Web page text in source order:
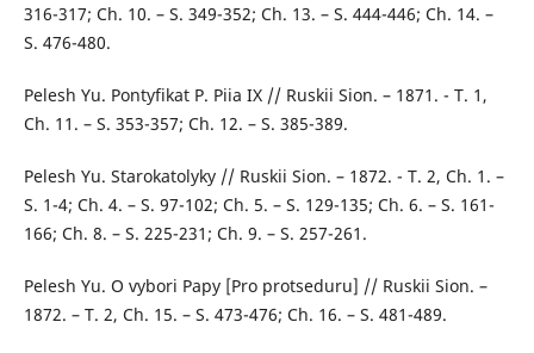
316-317; Ch. 10. – S. 349-352; Ch. 13. – S. 444-446; Ch. 14. –
S. 476-480.
Pelesh Yu. Pontyfikat P. Piia IX // Ruskii Sion. – 1871. - T. 1,
Ch. 11. – S. 353-357; Ch. 12. – S. 385-389.
Pelesh Yu. Starokatolyky // Ruskii Sion. – 1872. - T. 2, Ch. 1. –
S. 1-4; Ch. 4. – S. 97-102; Ch. 5. – S. 129-135; Ch. 6. – S. 161-
166; Ch. 8. – S. 225-231; Ch. 9. – S. 257-261.
Pelesh Yu. O vybori Papy [Pro protseduru] // Ruskii Sion. –
1872. – T. 2, Ch. 15. – S. 473-476; Ch. 16. – S. 481-489.